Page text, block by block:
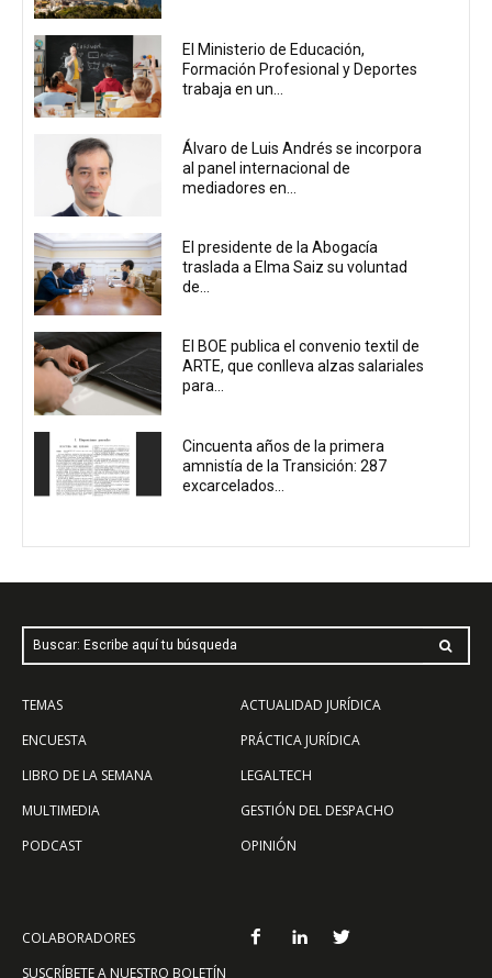
El Ministerio de Educación,
Formación Profesional y Deportes
trabaja en un...
Álvaro de Luis Andrés se incorpora
al panel internacional de
mediadores en...
El presidente de la Abogacía
traslada a Elma Saiz su voluntad
de...
El BOE publica el convenio textil de
ARTE, que conlleva alzas salariales
para...
Cincuenta años de la primera
amnistía de la Transición: 287
excarcelados...
Buscar: Escribe aquí tu búsqueda
TEMAS
ENCUESTA
LIBRO DE LA SEMANA
MULTIMEDIA
PODCAST
ACTUALIDAD JURÍDICA
PRÁCTICA JURÍDICA
LEGALTECH
GESTIÓN DEL DESPACHO
OPINIÓN
COLABORADORES
SUSCRÍBETE A NUESTRO BOLETÍN